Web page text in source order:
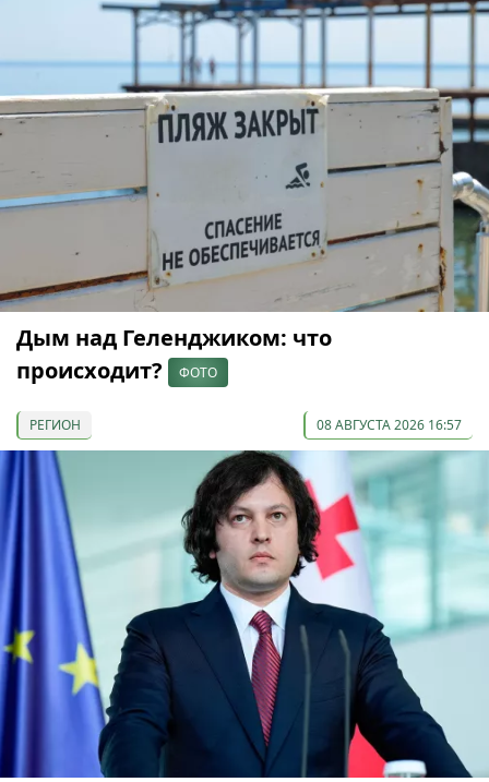
Дым над Геленджиком: что
происходит?
ФОТО
РЕГИОН 08 АВГУСТА 2026 16:57